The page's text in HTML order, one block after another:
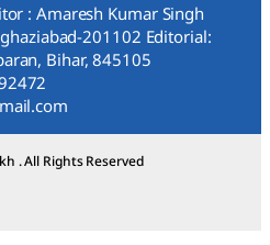
: Amaresh Kumar Singh
201102 Editorial:
Bihar, 845105
. All Rights Reserved